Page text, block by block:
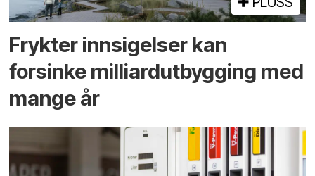
Frykter innsigelser kan
forsinke milliard­utbygging med
mange år